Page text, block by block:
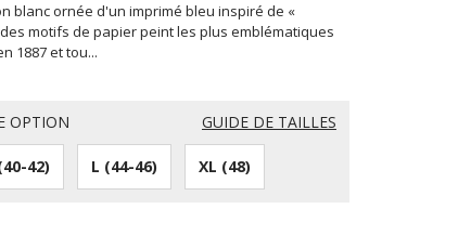
blanc ornée d'un imprimé bleu inspiré de «
motifs de papier peint les plus emblématiques
1887 et tou...
GUIDE DE TAILLES
OPTION
42) L (44-46) XL (48)